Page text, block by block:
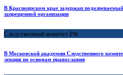
В Красноярском крае задержан
запрещенной организации
Следственный комитет РФ
В Московской академии Следственного
лекция по основам православия